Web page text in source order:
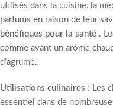
utilisés dans la cuisine, la
parfums en raison de leur
bénéfiques pour la santé .
comme ayant un arôme
d’agrume.
Utilisations culinaires : Les
essentiel dans de